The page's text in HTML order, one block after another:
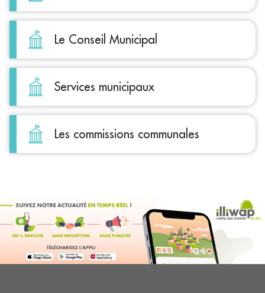
Le Conseil Municipal
Services municipaux
Les commissions communales